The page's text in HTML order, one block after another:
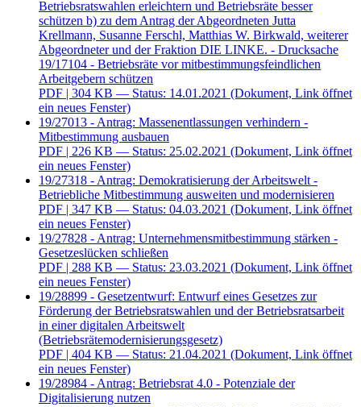
Betriebsratswahlen erleichtern und Betriebsräte besser
schützen b) zu dem Antrag der Abgeordneten Jutta
Krellmann, Susanne Ferschl, Matthias W. Birkwald, weiterer
Abgeordneter und der Fraktion DIE LINKE. - Drucksache
19/17104 - Betriebsräte vor mitbestimmungsfeindlichen
Arbeitgebern schützen
PDF | 304 KB — Status: 14.01.2021 (Dokument, Link öffnet
ein neues Fenster)
19/27013 - Antrag: Massenentlassungen verhindern -
Mitbestimmung ausbauen
PDF | 226 KB — Status: 25.02.2021 (Dokument, Link öffnet
ein neues Fenster)
19/27318 - Antrag: Demokratisierung der Arbeitswelt -
Betriebliche Mitbestimmung ausweiten und modernisieren
PDF | 347 KB — Status: 04.03.2021 (Dokument, Link öffnet
ein neues Fenster)
19/27828 - Antrag: Unternehmensmitbestimmung stärken -
Gesetzeslücken schließen
PDF | 288 KB — Status: 23.03.2021 (Dokument, Link öffnet
ein neues Fenster)
19/28899 - Gesetzentwurf: Entwurf eines Gesetzes zur
Förderung der Betriebsratswahlen und der Betriebsratsarbeit
in einer digitalen Arbeitswelt
(Betriebsrätemodernisierungsgesetz)
PDF | 404 KB — Status: 21.04.2021 (Dokument, Link öffnet
ein neues Fenster)
19/28984 - Antrag: Betriebsrat 4.0 - Potenziale der
Digitalisierung nutzen